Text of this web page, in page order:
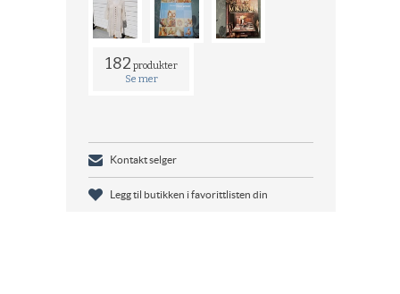
182 produkter
Se mer
Kontakt selger
Legg til butikken i favorittlisten din